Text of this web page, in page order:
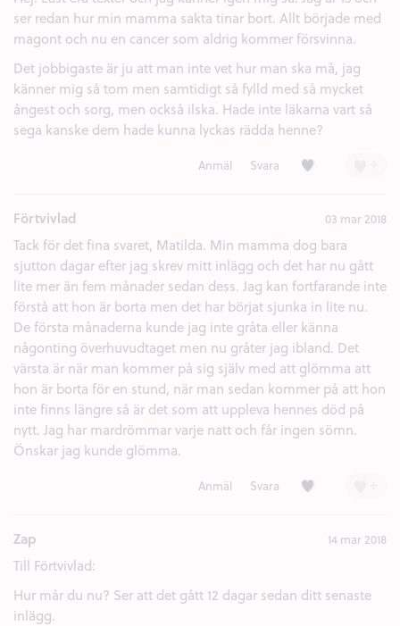
ser redan hur min mamma sakta tinar bort. Allt började med
magont och nu en cancer som aldrig kommer försvinna.
Det jobbigaste är ju att man inte vet hur man ska må, jag
känner mig så tom men samtidigt så fylld med så mycket
ångest och sorg, men också ilska. Hade inte läkarna vart så
sega kanske dem hade kunna lyckas rädda henne?
Anmäl Svara Kärlek (3)
Förtvivlad 03 mar 2018
Tack för det fina svaret, Matilda. Min mamma dog bara
sjutton dagar efter jag skrev mitt inlägg och det har nu gått
lite mer än fem månader sedan dess. Jag kan fortfarande inte
förstå att hon är borta men det har börjat sjunka in lite nu.
De första månaderna kunde jag inte gråta eller känna
någonting överhuvudtaget men nu gråter jag ibland. Det
värsta är när man kommer på sig själv med att glömma att
hon är borta för en stund, när man sedan kommer på att hon
inte finns längre så är det som att uppleva hennes död på
nytt. Jag har mardrömmar varje natt och får ingen sömn.
Önskar jag kunde glömma.
Anmäl Svara Kärlek (2)
Zap 14 mar 2018
Till Förtvivlad:
Hur mår du nu? Ser att det gått 12 dagar sedan ditt senaste
inlägg.